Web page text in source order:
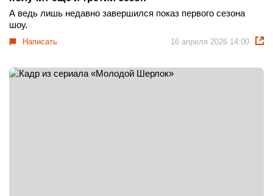
А ведь лишь недавно завершился показ первого сезона
шоу.
Написать 16 апреля 2026 14:00